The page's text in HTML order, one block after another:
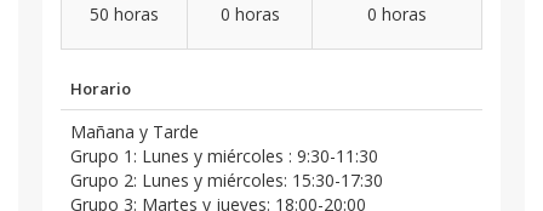
50 horas 0 horas 0 horas
Horario
Mañana y Tarde
Grupo 1: Lunes y miércoles : 9:30-11:30
Grupo 2: Lunes y miércoles: 15:30-17:30
Grupo 3: Martes y jueves: 18:00-20:00